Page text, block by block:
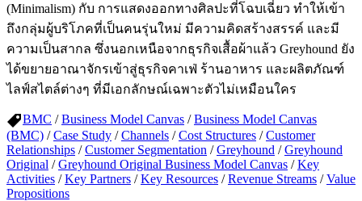
(Minimalism) กับ การแสดงออกทางศิลปะที่โฉบเฉี่ยว ทำให้เข้า
ถึงกลุ่มผู้บริโภคที่เป็นคนรุ่นใหม่ มีความคิดสร้างสรรค์ และมี
ความเป็นสากล ซึ่งนอกเหนือจากธุรกิจเสื้อผ้าแล้ว Greyhound ยัง
ได้ขยายอาณาจักรเข้าสู่ธุรกิจคาเฟ่ ร้านอาหาร และผลิตภัณฑ์
ไลฟ์สไตล์ต่างๆ ที่มีเอกลักษณ์เฉพาะตัวไม่เหมือนใคร
BMC /Business Model Canvas /Business Model Canvas
(BMC) /Case Study /Channels /Cost Structures /Customer
Relationships /Customer Segmentation /Greyhound /Greyhound
Original /Greyhound Original Business Model Canvas /Key
Activities /Key Partners /Key Resources /Revenue Streams /Value
Propositions